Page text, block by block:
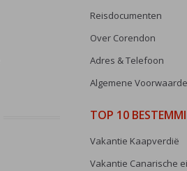
Reisdocumenten
Over Corendon
Adres & Telefoon
Algemene
TOP 10
Vakantie Kaapverdië
Vakantie Canarische